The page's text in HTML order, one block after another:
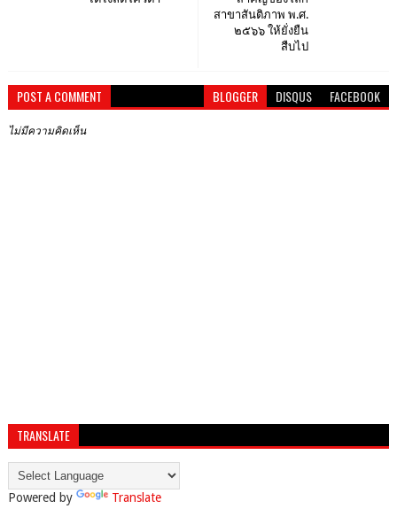
สาขาสันติภาพ พ.ศ.
๒๕๖๖ ให้ยั่งยืน
สืบไป
POST A COMMENT BLOGGER DISQUS FACEBOOK
ไม่มีความคิดเห็น
TRANSLATE
Powered by Translate